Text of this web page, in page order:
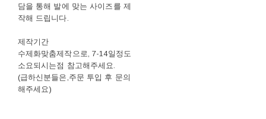
담을 통해 발에 맞는 사이즈를 제
작해 드립니다.
제작기간
수제화맞춤제작으로, 7-14일정도
소요되시는점 참고해주세요.
(급하신분들은,주문 투입 후 문의
해주세요)